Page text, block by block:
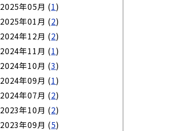
2025年05月 (1)
2025年01月 (2)
2024年12月 (2)
2024年11月 (1)
2024年10月 (3)
2024年09月 (1)
2024年07月 (2)
2023年10月 (2)
2023年09月 (5)